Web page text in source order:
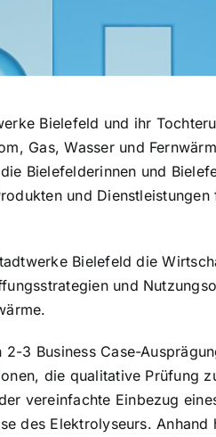
Bielefeld und ihr
Gas, Wasser und
Bielefelderinnen und
und
Bielefeld die
und
3 Business Case-
die qualitative Prüfung
vereinfachte Einbezug
des Elektrolyseurs. Anhand